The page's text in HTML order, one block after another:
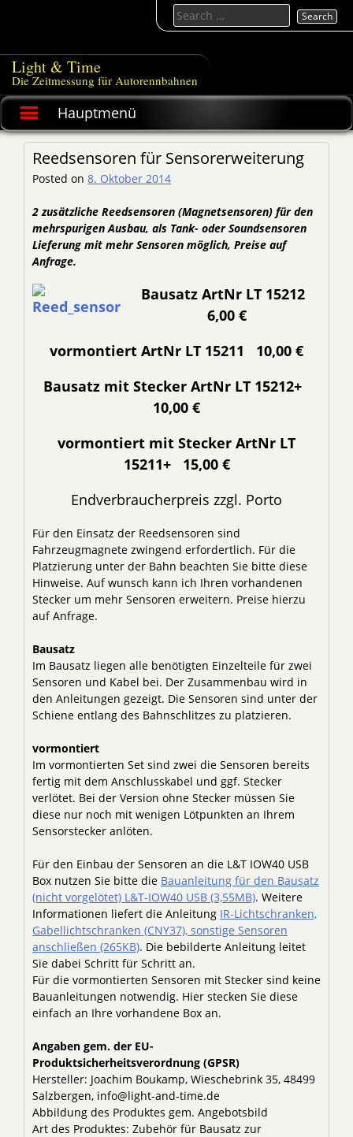
Light & Time
Die Zeitmessung für Autorennbahnen
Hauptmenü
Search
for:
Reedsensoren für Sensorerweiterung
Posted on 8. Oktober 2014
2 zusätzliche Reedsensoren (Magnetsensoren) für den
mehrspurigen Ausbau, als Tank- oder Soundsensoren
Lieferung mit mehr Sensoren möglich, Preise auf
Anfrage.
Bausatz ArtNr LT 15212
6,00 €
vormontiert ArtNr LT 15211 10,00 €
Bausatz mit Stecker ArtNr LT 15212+
10,00 €
vormontiert mit Stecker ArtNr LT
15211+ 15,00 €
Endverbraucherpreis zzgl. Porto
Für den Einsatz der Reedsensoren sind
Fahrzeugmagnete zwingend erfordertlich. Für die
Platzierung unter der Bahn beachten Sie bitte diese
Hinweise. Auf wunsch kann ich Ihren vorhandenen
Stecker um mehr Sensoren erweitern. Preise hierzu
auf Anfrage.
Bausatz
Im Bausatz liegen alle benötigten Einzelteile für zwei
Sensoren und Kabel bei. Der Zusammenbau wird in
den Anleitungen gezeigt. Die Sensoren sind unter der
Schiene entlang des Bahnschlitzes zu platzieren.
vormontiert
Im vormontierten Set sind zwei die Sensoren bereits
fertig mit dem Anschlusskabel und ggf. Stecker
verlötet. Bei der Version ohne Stecker müssen Sie
diese nur noch mit wenigen Lötpunkten an Ihrem
Sensorstecker anlöten.
Für den Einbau der Sensoren an die L&T IOW40 USB
Box nutzen Sie bitte die Bauanleitung für den Bausatz
(nicht vorgelötet) L&T-IOW40 USB (3,55MB). Weitere
Informationen liefert die Anleitung IR-Lichtschranken,
Gabellichtschranken (CNY37), sonstige Sensoren
anschließen (265KB). Die bebilderte Anleitung leitet
Sie dabei Schritt für Schritt an.
Für die vormontierten Sensoren mit Stecker sind keine
Bauanleitungen notwendig. Hier stecken Sie diese
einfach an Ihre vorhandene Box an.
Angaben gem. der EU-
Produktsicherheitsverordnung (GPSR)
Hersteller: Joachim Boukamp, Wieschebrink 35, 48499
Salzbergen, info@light-and-time.de
Abbildung des Produktes gem. Angebotsbild
Art des Produktes: Zubehör für Bausatz zur